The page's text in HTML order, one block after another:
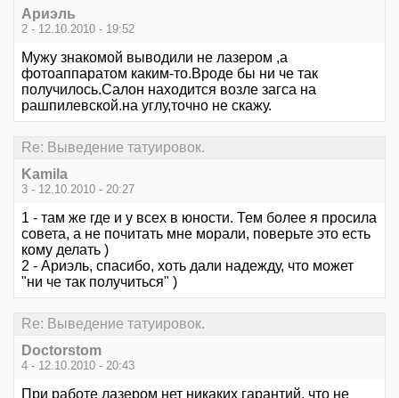
Ариэль
2 - 12.10.2010 - 19:52
Мужу знакомой выводили не лазером ,а
фотоаппаратом каким-то.Вроде бы ни че так
получилось.Салон находится возле загса на
рашпилевской.на углу,точно не скажу.
Re: Выведение татуировок.
Kamila
3 - 12.10.2010 - 20:27
1 - там же где и у всех в юности. Тем более я просила
совета, а не почитать мне морали, поверьте это есть
кому делать )
2 - Ариэль, спасибо, хоть дали надежду, что может
"ни че так получиться" )
Re: Выведение татуировок.
Doctorstom
4 - 12.10.2010 - 20:43
При работе лазером нет никаких гарантий, что не